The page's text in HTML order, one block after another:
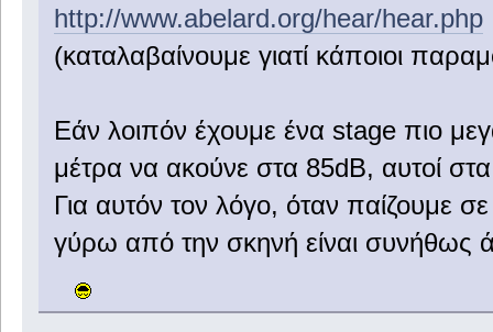
http://www.abelard.org/hear/hear.php
(καταλαβαίνουμε γιατί κάποιοι
Εάν λοιπόν έχουμε ένα stage πιο
μέτρα να ακούνε στα 85dB, αυτοί
Για αυτόν τον λόγο, όταν παίζουμε
γύρω από την σκηνή είναι συνήθως